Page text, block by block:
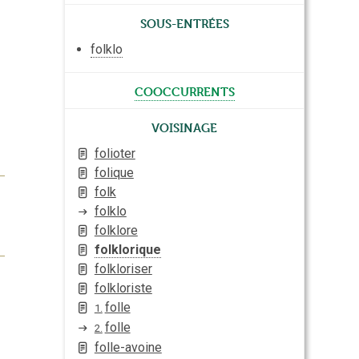
Sous-entrées
folklo
cooccurrents
Voisinage
folioter
folique
folk
folklo
folklore
folklorique
folkloriser
folkloriste
1. folle
2. folle
folle-avoine